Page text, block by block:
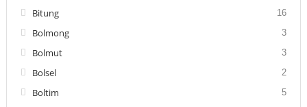
Bitung 16
Bolmong 3
Bolmut 3
Bolsel 2
Boltim 5